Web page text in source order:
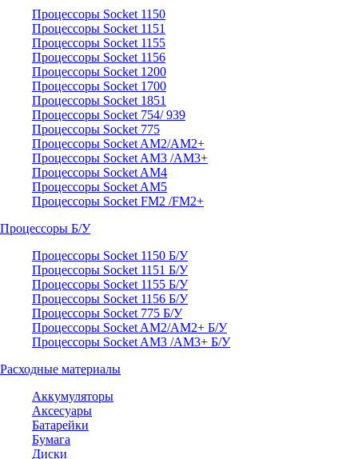
Процессоры Socket 1150
Процессоры Socket 1151
Процессоры Socket 1155
Процессоры Socket 1156
Процессоры Socket 1200
Процессоры Socket 1700
Процессоры Socket 1851
Процессоры Socket 754/ 939
Процессоры Socket 775
Процессоры Socket AM2/AM2+
Процессоры Socket AM3 /AM3+
Процессоры Socket AM4
Процессоры Socket AM5
Процессоры Socket FM2 /FM2+
Процессоры Б/У
Процессоры Socket 1150 Б/У
Процессоры Socket 1151 Б/У
Процессоры Socket 1155 Б/У
Процессоры Socket 1156 Б/У
Процессоры Socket 775 Б/У
Процессоры Socket AM2/AM2+ Б/У
Процессоры Socket AM3 /AM3+ Б/У
Расходные материалы
Аккумуляторы
Аксесуары
Батарейки
Бумага
Диски